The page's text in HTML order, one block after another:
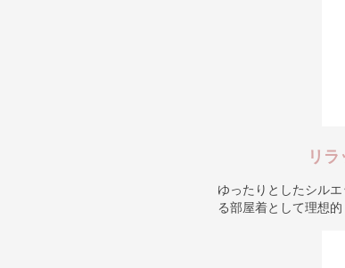
リ
ゆったりとしたシル
る部屋着として理想的